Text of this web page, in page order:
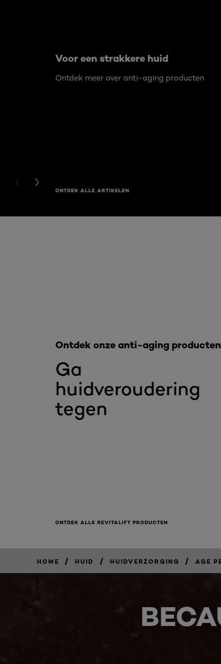
Voor een strakkere huid
Ontdek meer over anti-aging producten
PREVIOUS CARD
NEXT CARD
ONTDEK ALLE ARTIKELEN
Ga
huidveroudering
tegen
Ontdek onze anti-aging producten
ONTDEK ALLE REVITALIFT PRODUCTEN
HOME / HUID / HUIDVERZORGING / AGE